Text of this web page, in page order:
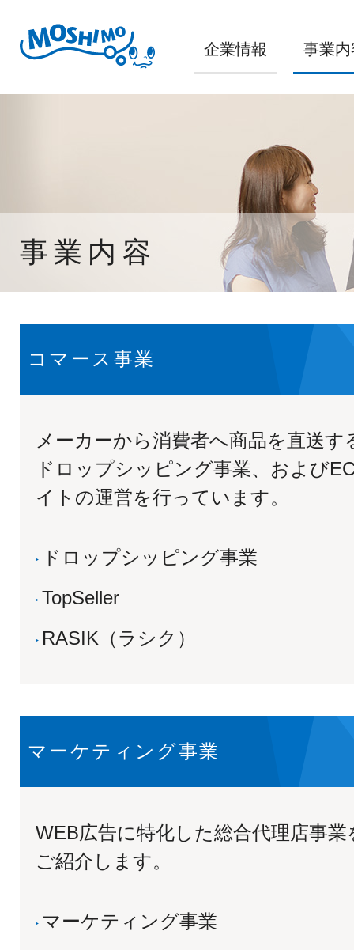
企業情報 事業内
事業内容
コマース事業
メーカーから消費者へ商品を直送す
ドロップシッピング事業、および
イトの運営を行っています。
ドロップシッピング事業
TopSeller
RASIK（ラシク）
マーケティング事業
WEB広告に特化した総合代理店事業
ご紹介します。
マーケティング事業